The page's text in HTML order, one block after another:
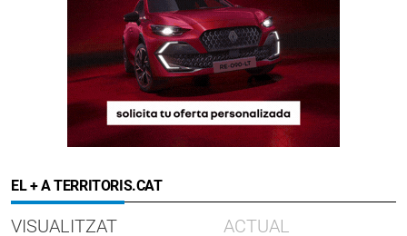
EL + A TERRITORIS.CAT
VISUALITZAT ACTUAL